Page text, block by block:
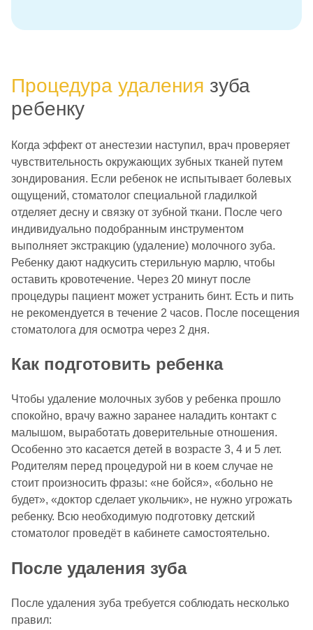
Процедура удаления зуба
ребенку
Когда эффект от анестезии наступил, врач проверяет
чувствительность окружающих зубных тканей путем
зондирования. Если ребенок не испытывает болевых
ощущений, стоматолог специальной гладилкой
отделяет десну и связку от зубной ткани. После чего
индивидуально подобранным инструментом
выполняет экстракцию (удаление) молочного зуба.
Ребенку дают надкусить стерильную марлю, чтобы
оставить кровотечение. Через 20 минут после
процедуры пациент может устранить бинт. Есть и пить
не рекомендуется в течение 2 часов. После посещения
стоматолога для осмотра через 2 дня.
Как подготовить ребенка
Чтобы удаление молочных зубов у ребенка прошло
спокойно, врачу важно заранее наладить контакт с
малышом, выработать доверительные отношения.
Особенно это касается детей в возрасте 3, 4 и 5 лет.
Родителям перед процедурой ни в коем случае не
стоит произносить фразы: «не бойся», «больно не
будет», «доктор сделает укольчик», не нужно угрожать
ребенку. Всю необходимую подготовку детский
стоматолог проведёт в кабинете самостоятельно.
После удаления зуба
После удаления зуба требуется соблюдать несколько
правил: